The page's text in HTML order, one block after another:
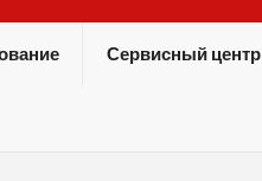
Сервисный центр